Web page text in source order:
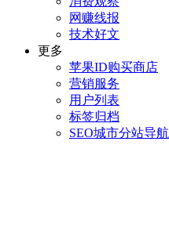
网赚线报
技术好文
更多
苹果ID购买商店
营销服务
用户列表
标签归档
SEO城市分站导航